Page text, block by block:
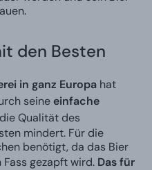
den Besten
in ganz Europa hat
seine einfache
Qualität des
mindert. Für die
benötigt, da das Bier
gezapft wird. Das für